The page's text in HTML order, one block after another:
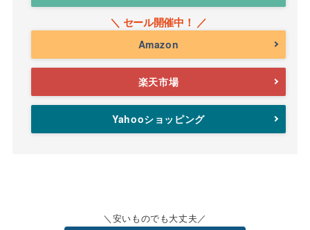
Amazon
楽天市場
Yahooショッピング
安いものでも大丈夫